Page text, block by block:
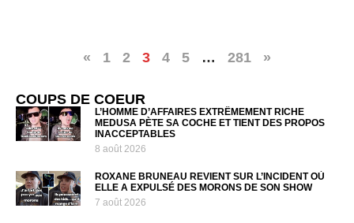
« 1 2 3 4 5 … 281 »
COUPS DE COEUR
L’HOMME D’AFFAIRES EXTRÊMEMENT RICHE
MEDUSA PÈTE SA COCHE ET TIENT DES PROPOS
INACCEPTABLES
8 août 2026
ROXANE BRUNEAU REVIENT SUR L’INCIDENT OÙ
ELLE A EXPULSÉ DES MORONS DE SON SHOW
7 août 2026